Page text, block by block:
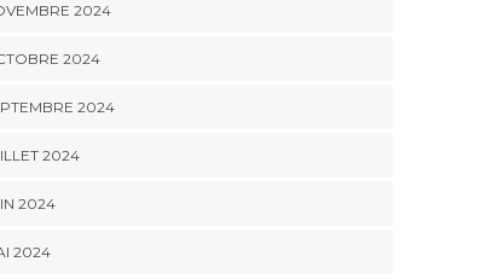
2024
2024
2024
2024
2024
2024